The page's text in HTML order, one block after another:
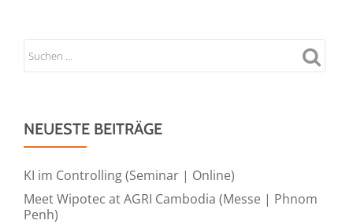
NEUESTE BEITRÄGE
KI im Controlling (Seminar | Online)
Meet Wipotec at AGRI Cambodia (Messe | Phnom
Penh)